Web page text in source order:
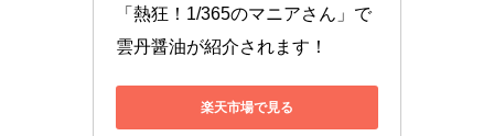
「熱狂！1/365のマニアさん」で
雲丹醤油が紹介されます！
楽天市場で見る